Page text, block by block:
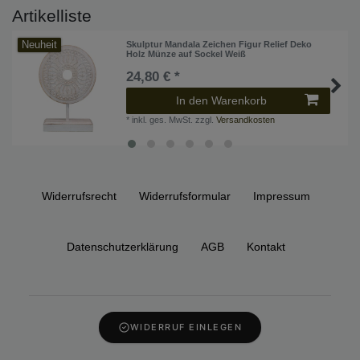
Artikelliste
Neuheit
Skulptur Mandala Zeichen Figur Relief Deko
Holz Münze auf Sockel Weiß
24,80 € *
In den Warenkorb
* inkl. ges. MwSt. zzgl.Versandkosten
Widerrufs­recht Widerrufs­formular Impressum
Daten­schutz­erklärung AGB Kontakt
WIDERRUF EINLEGEN